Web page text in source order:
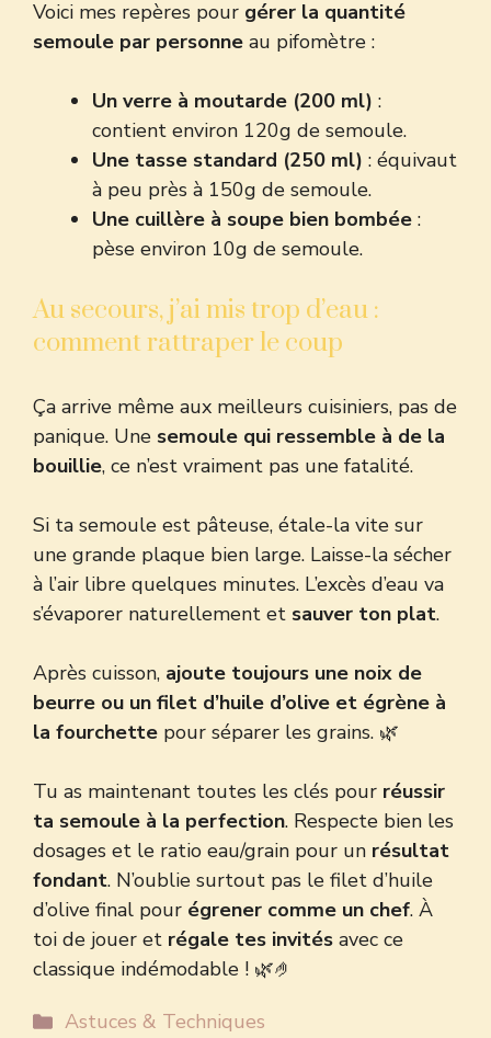
Voici mes repères pour gérer la quantité
semoule par personne au pifomètre :
Un verre à moutarde (200 ml) :
contient environ 120g de semoule.
Une tasse standard (250 ml) : équivaut
à peu près à 150g de semoule.
Une cuillère à soupe bien bombée :
pèse environ 10g de semoule.
Au secours, j’ai mis trop d’eau :
comment rattraper le coup
Ça arrive même aux meilleurs cuisiniers, pas de
panique. Une semoule qui ressemble à de la
bouillie, ce n’est vraiment pas une fatalité.
Si ta semoule est pâteuse, étale-la vite sur
une grande plaque bien large. Laisse-la sécher
à l’air libre quelques minutes. L’excès d’eau va
s’évaporer naturellement et sauver ton plat.
Après cuisson, ajoute toujours une noix de
beurre ou un filet d’huile d’olive et égrène à
la fourchette pour séparer les grains. 🌿
Tu as maintenant toutes les clés pour réussir
ta semoule à la perfection. Respecte bien les
dosages et le ratio eau/grain pour un résultat
fondant. N’oublie surtout pas le filet d’huile
d’olive final pour égrener comme un chef. À
toi de jouer et régale tes invités avec ce
classique indémodable ! 🌿🤌
Catégories
Astuces & Techniques